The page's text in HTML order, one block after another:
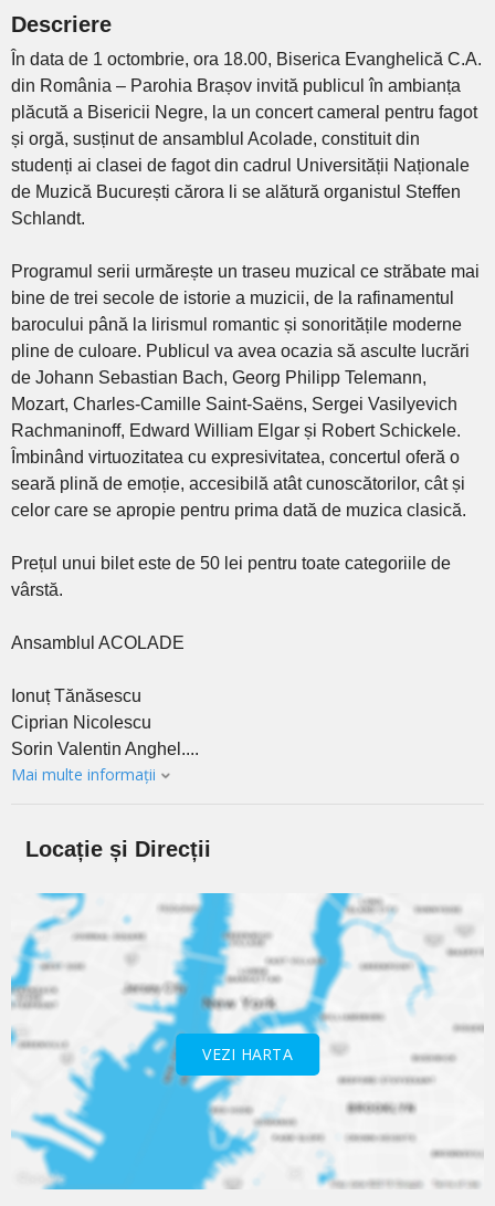
Descriere
În data de 1 octombrie, ora 18.00, Biserica Evanghelică C.A.
din România – Parohia Brașov invită publicul în ambianța
plăcută a Bisericii Negre, la un concert cameral pentru fagot
și orgă, susținut de ansamblul Acolade, constituit din
studenți ai clasei de fagot din cadrul Universității Naționale
de Muzică București cărora li se alătură organistul Steffen
Schlandt.
Programul serii urmărește un traseu muzical ce străbate mai
bine de trei secole de istorie a muzicii, de la rafinamentul
barocului până la lirismul romantic și sonoritățile moderne
pline de culoare. Publicul va avea ocazia să asculte lucrări
de Johann Sebastian Bach, Georg Philipp Telemann,
Mozart, Charles-Camille Saint-Saëns, Sergei Vasilyevich
Rachmaninoff, Edward William Elgar și Robert Schickele.
Îmbinând virtuozitatea cu expresivitatea, concertul oferă o
seară plină de emoție, accesibilă atât cunoscătorilor, cât și
celor care se apropie pentru prima dată de muzica clasică.
Prețul unui bilet este de 50 lei pentru toate categoriile de
vârstă.
Ansamblul ACOLADE
Ionuț Tănăsescu
Ciprian Nicolescu
Sorin Valentin Anghel....
Mai multe informații
Locație și Direcții
VEZI HARTA